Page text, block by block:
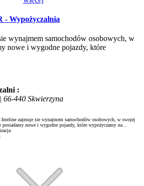
- Wypożyczalnia
wynajmem samochodów osobowych, w
nowe i wygodne pojazdy, które
:
66-440 Skwierzyna
Inteline zajmuje sie wynajmem samochodów osobowych, w swojej
posiadamy nowe i wygodne pojazdy, które wypożyczamy na...